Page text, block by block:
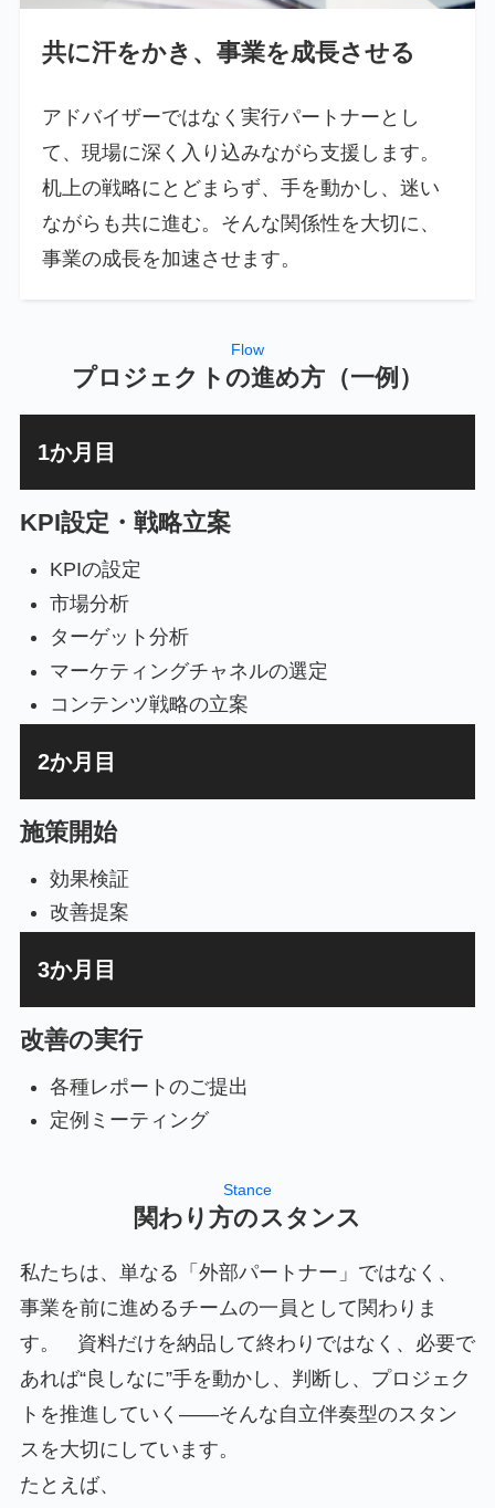
共に汗をかき、事業を成長させる
アドバイザーではなく実行パートナーとし
て、現場に深く入り込みながら支援します。
机上の戦略にとどまらず、手を動かし、迷い
ながらも共に進む。そんな関係性を大切に、
事業の成長を加速させます。
Flow
プロジェクトの進め方（一例）
1か月目
KPI設定・戦略立案
KPIの設定
市場分析
ターゲット分析
マーケティングチャネルの選定
コンテンツ戦略の立案
2か月目
施策開始
効果検証
改善提案
3か月目
改善の実行
各種レポートのご提出
定例ミーティング
Stance
関わり方のスタンス
私たちは、単なる「外部パートナー」ではなく、
事業を前に進めるチームの一員として関わりま
す。 資料だけを納品して終わりではなく、必要で
あれば“良しなに”手を動かし、判断し、プロジェク
トを推進していく――そんな自立伴奏型のスタン
スを大切にしています。
たとえば、